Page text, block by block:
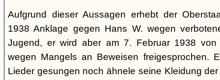
Aufgrund dieser Aussagen erhebt der
1938 Anklage gegen Hans W. wegen
Jugend, er wird aber am 7. Februar 1938 von
wegen Mangels an Beweisen freigesprochen.
Lieder gesungen noch ähnele seine Kleidung